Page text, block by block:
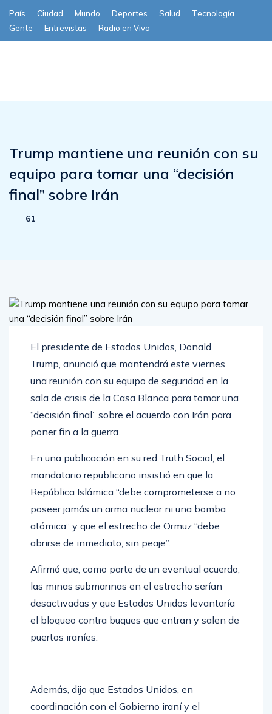
País Ciudad Mundo Deportes Salud
Tecnología
Gente
Entrevistas Radio en Vivo
Trump mantiene una reunión con su
equipo para tomar una “decisión
final” sobre Irán
61
El presidente de Estados Unidos, Donald
Trump, anunció que mantendrá este viernes
una reunión con su equipo de seguridad en la
sala de crisis de la Casa Blanca para tomar una
“decisión final” sobre el acuerdo con Irán para
poner fin a la guerra.
En una publicación en su red Truth Social, el
mandatario republicano insistió en que la
República Islámica “debe comprometerse a no
poseer jamás un arma nuclear ni una bomba
atómica” y que el estrecho de Ormuz “debe
abrirse de inmediato, sin peaje”.
Afirmó que, como parte de un eventual acuerdo,
las minas submarinas en el estrecho serían
desactivadas y que Estados Unidos levantaría
el bloqueo contra buques que entran y salen de
puertos iraníes.
Además, dijo que Estados Unidos, en
coordinación con el Gobierno iraní y el